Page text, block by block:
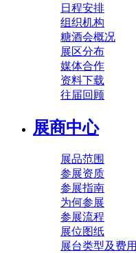
日程安排
组织机构
糖酒会概况
展区分布
媒体合作
资料下载
往届回顾
展商中心
展品范围
参展资质
参展指南
为何参展
参展流程
展位图纸
展台类型及费用